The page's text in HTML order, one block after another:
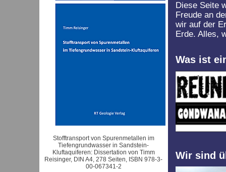
Stofftransport von Spurenmetallen im
Tiefengrundwasser in Sandstein-
Kluftaquiferen: Dissertation von Timm
Reisinger, DIN A4, 278 Seiten, ISBN 978-3-
00-067341-2
Diese Seite
Freude an
wir auf der
Erde. Alles,
Was ist
Wir sind